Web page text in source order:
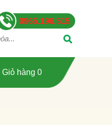
0965.196.515
Giỏ hàng 0